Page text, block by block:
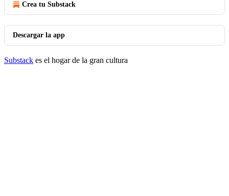
Crea tu Substack
Descargar la app
Substack es el hogar de la gran cultura